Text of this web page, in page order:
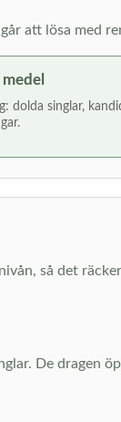
att lösa med
dolda singlar,
så det
De dragen